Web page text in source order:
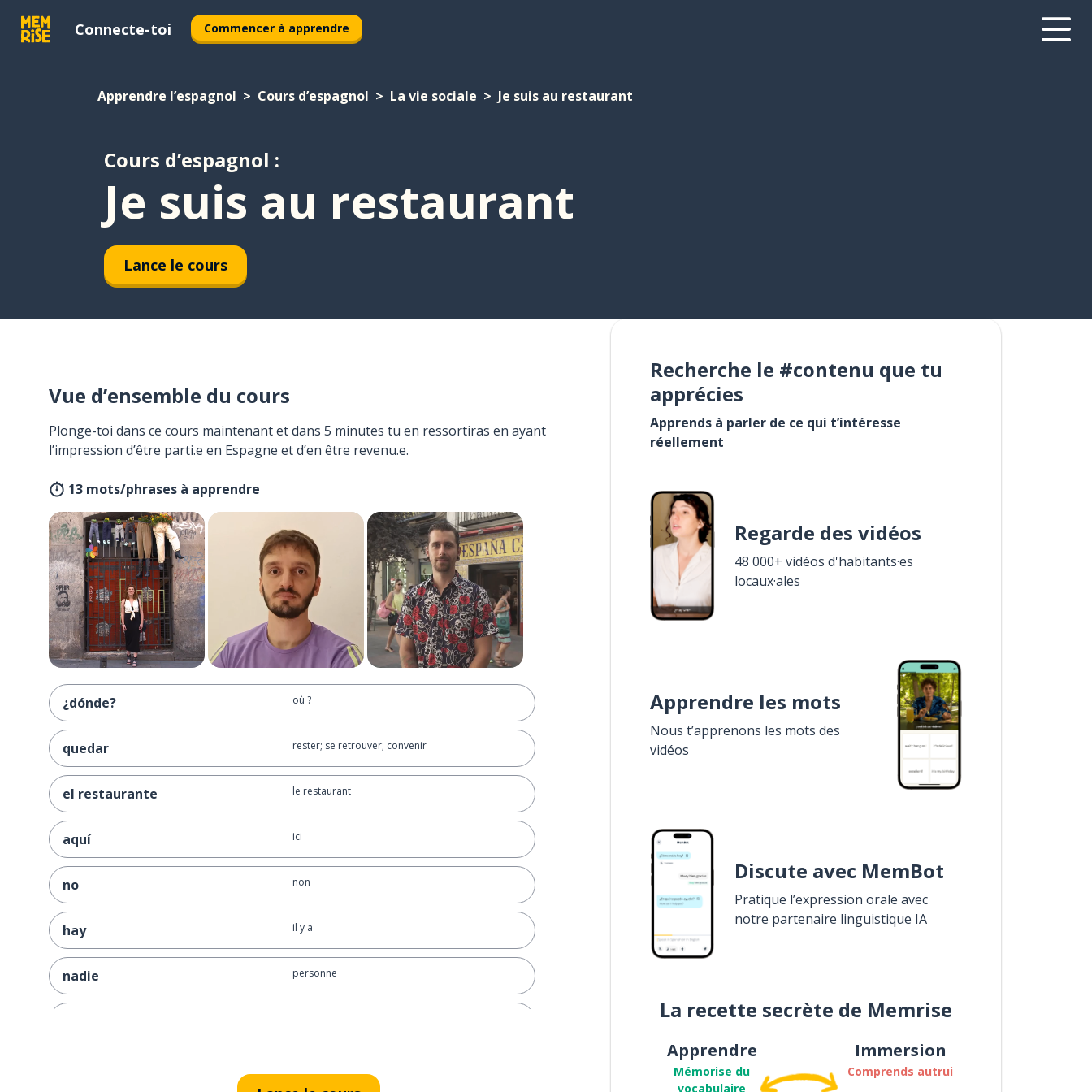
Connecte-toi Commencer à apprendre
Apprendre l’espagnol Cours d’espagnol La vie sociale Je suis au restaurant
Cours d’espagnol :
Je suis au restaurant
Lance le cours
Vue d’ensemble du cours
Plonge-toi dans ce cours maintenant et dans 5 minutes tu en ressortiras en ayant
l’impression d’être parti.e en Espagne et d’en être revenu.e.
13 mots/phrases à apprendre
¿dónde? où ?
quedar rester; se retrouver; convenir
el restaurante le restaurant
aquí ici
no non
hay il y a
nadie personne
Recherche le #contenu que tu
apprécies
Apprends à parler de ce qui t’intéresse
réellement
Regarde des vidéos
48 000+ vidéos d'habitants·es
locaux·ales
Apprendre les mots
Nous t’apprenons les mots des
vidéos
Discute avec MemBot
Pratique l’expression orale avec
notre partenaire linguistique IA
La recette secrète de Memrise
Apprendre
Mémorise du
vocabulaire
Immersion
Comprends autrui